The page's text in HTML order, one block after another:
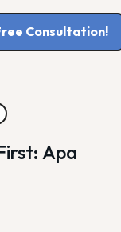
Consultation!
Apa